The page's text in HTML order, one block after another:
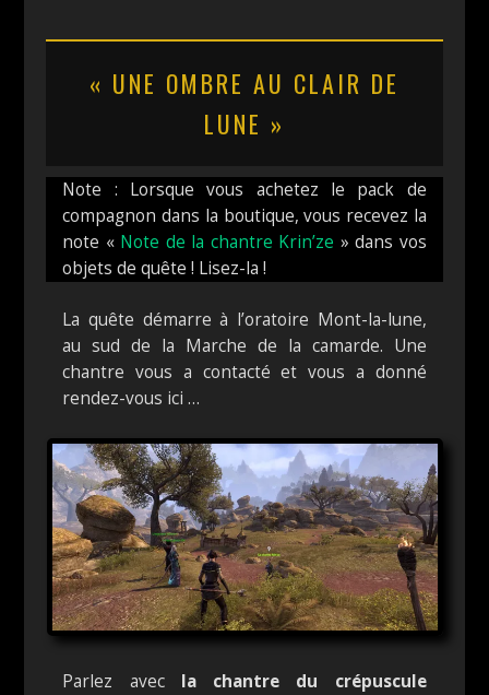
« UNE OMBRE AU CLAIR DE
LUNE »
Note : Lorsque vous achetez le pack de
compagnon dans la boutique, vous recevez la
note « Note de la chantre Krin’ze » dans vos
objets de quête ! Lisez-la !
La quête démarre à l’oratoire Mont-la-lune,
au sud de la Marche de la camarde. Une
chantre vous a contacté et vous a donné
rendez-vous ici …
Parlez avec la chantre du crépuscule